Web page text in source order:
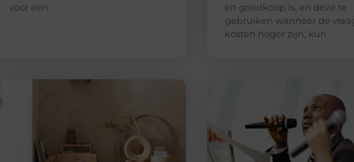
voor een
en goedkoop is, en deze te
gebruiken wanneer de
kosten hoger zijn, kun